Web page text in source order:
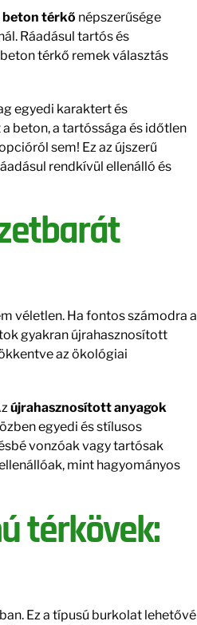
beton térkő népszerűsége
Ráadásul tartós és
térkő remek választás
egyedi karaktert és
beton, a tartóssága és időtlen
sem! Ez az újszerű
rendkívül ellenálló és
véletlen. Ha fontos számodra a
gyakran újrahasznosított
az ökológiai
újrahasznosított anyagok
egyedi és stílusos
vonzóak vagy tartósak
mint hagyományos
térkövek:
Ez a típusú burkolat lehetővé